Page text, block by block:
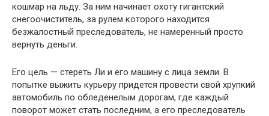
кошмар на льду. За ним начинает охоту гигантский
снегоочиститель, за рулем которого находится
безжалостный преследователь, не намеренный просто
вернуть деньги.
Его цель — стереть Ли и его машину с лица земли. В
попытке выжить курьеру придется провести свой хрупкий
автомобиль по обледенелым дорогам, где каждый
поворот может стать последним, а его преследователь